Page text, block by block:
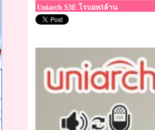
Uniarch S3E โรบอท3ล้าน